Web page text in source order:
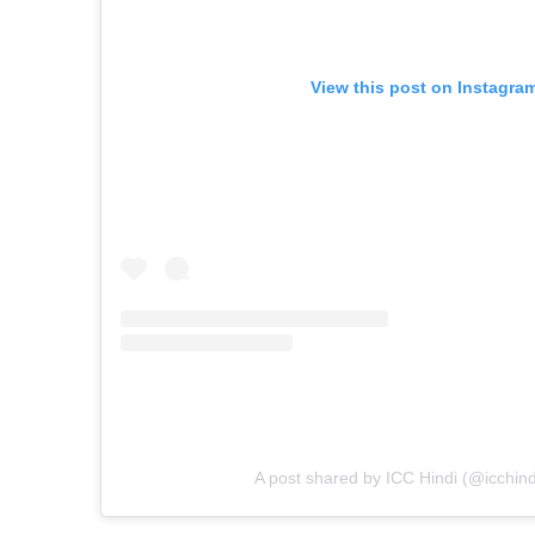
View this post on
A post shared by ICC Hindi